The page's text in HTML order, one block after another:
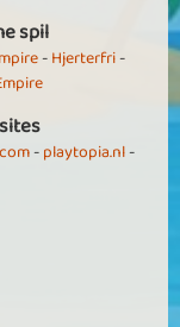
spil
-Hjerterfri-
-playtopia.nl-